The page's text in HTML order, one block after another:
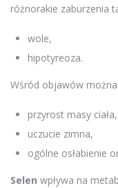
różnorakie zaburzenia
wole,
hipotyreoza.
Wśród objawów
przyrost masy ciała,
uczucie zimna,
ogólne osłabienie
Selen wpływa na